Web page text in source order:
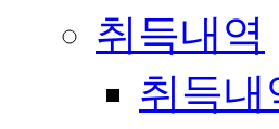
취득내역
취득내